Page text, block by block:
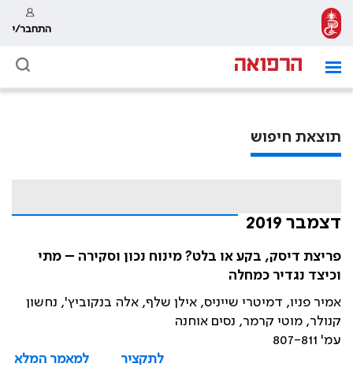
התחבר/י
תוצאת חיפוש
דצמבר 2019
פריצת דיסק, בקע או בלט? מינוח נכון וסקירה – מתי
וכיצד נגדיר כמחלה
אמיר פניו, דמיטרי שייניס, אילן שלף, אלה בנקוביץ', נחשון
קנולר, מוטי קרמר, נסים אוחנה
עמ' 807-811
לתקציר
למאמר המלא